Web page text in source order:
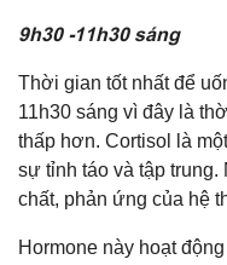
9h30 -11h30 sáng
Thời gian tốt nhất để
11h30 sáng vì đây là
thấp hơn. Cortisol là
sự tỉnh táo và tập
chất, phản ứng của hệ
Hormone này hoạt